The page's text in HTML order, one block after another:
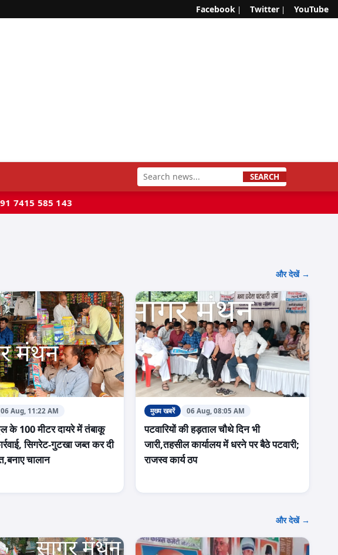
Facebook | Twitter | YouTube
SEARCH
और देखें →
06 Aug, 11:22 AM
के 100 मीटर दायरे में तंबाकू
सिगरेट-गुटखा जब्त कर दी
चालान
मुख्य खबरें 06 Aug, 08:05 AM
पटवारियों की हड़ताल चौथे दिन भी
जारी,तहसील कार्यालय में धरने पर बैठे पटवारी;
राजस्व कार्य ठप
और देखें →